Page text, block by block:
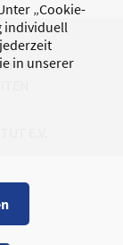
„Cookie-
individuell
in unserer